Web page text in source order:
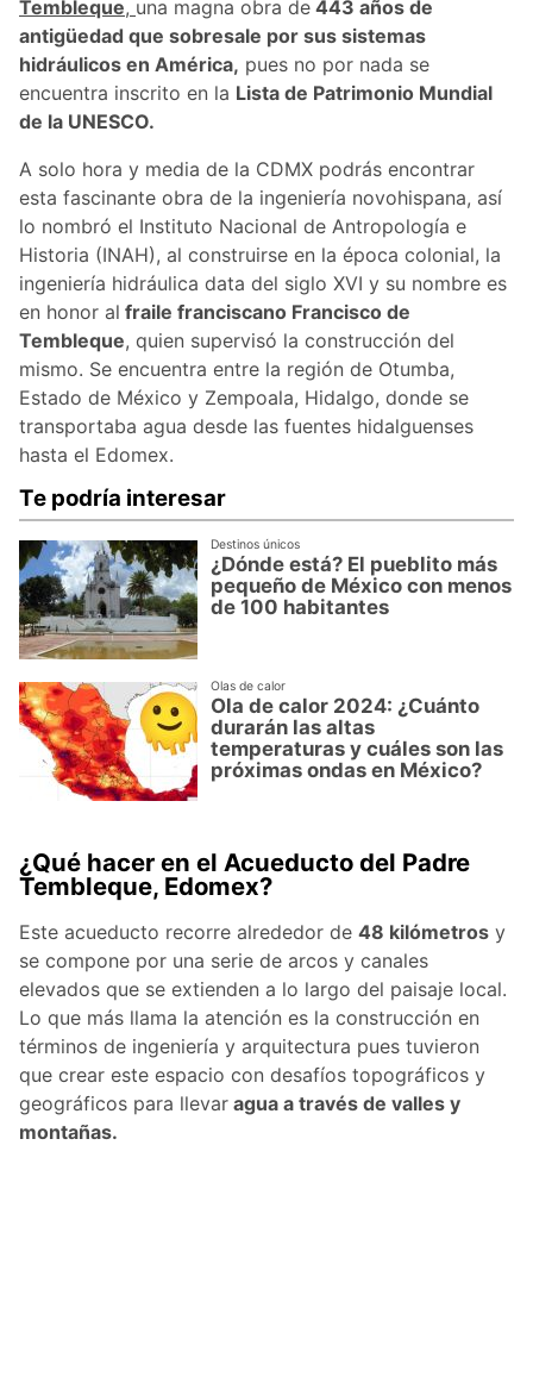
Tembleque, una magna obra de 443 años de
antigüedad que sobresale por sus sistemas
hidráulicos en América, pues no por nada se
encuentra inscrito en la Lista de Patrimonio Mundial
de la UNESCO.
A solo hora y media de la CDMX podrás encontrar
esta fascinante obra de la ingeniería novohispana, así
lo nombró el Instituto Nacional de Antropología e
Historia (INAH), al construirse en la época colonial, la
ingeniería hidráulica data del siglo XVI y su nombre es
en honor al fraile franciscano Francisco de
Tembleque, quien supervisó la construcción del
mismo. Se encuentra entre la región de Otumba,
Estado de México y Zempoala, Hidalgo, donde se
transportaba agua desde las fuentes hidalguenses
hasta el Edomex.
Te podría interesar
Destinos únicos
¿Dónde está? El pueblito más
pequeño de México con menos
de 100 habitantes
Olas de calor
Ola de calor 2024: ¿Cuánto
durarán las altas
temperaturas y cuáles son las
próximas ondas en México?
¿Qué hacer en el Acueducto del Padre
Tembleque, Edomex?
Este acueducto recorre alrededor de 48 kilómetros y
se compone por una serie de arcos y canales
elevados que se extienden a lo largo del paisaje local.
Lo que más llama la atención es la construcción en
términos de ingeniería y arquitectura pues tuvieron
que crear este espacio con desafíos topográficos y
geográficos para llevar agua a través de valles y
montañas.